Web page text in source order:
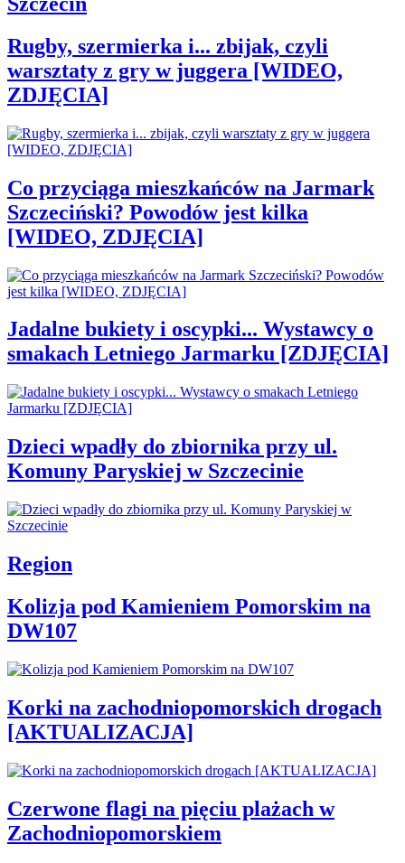
Rugby, szermierka i... zbijak, czyli
warsztaty z gry w juggera [WIDEO,
ZDJĘCIA]
Co przyciąga mieszkańców na Jarmark
Szczeciński? Powodów jest kilka
[WIDEO, ZDJĘCIA]
Jadalne bukiety i oscypki... Wystawcy o
smakach Letniego Jarmarku [ZDJĘCIA]
Dzieci wpadły do zbiornika przy ul.
Komuny Paryskiej w Szczecinie
Region
Kolizja pod Kamieniem Pomorskim na
DW107
Korki na zachodniopomorskich drogach
[AKTUALIZACJA]
Czerwone flagi na pięciu plażach w
Zachodniopomorskiem